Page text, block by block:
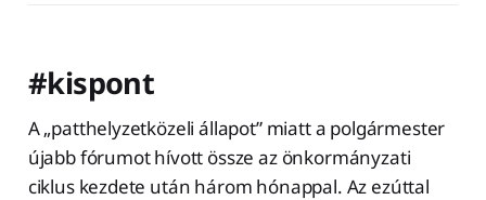
#kispont
A „patthelyzetközeli állapot” miatt a polgármester
újabb fórumot hívott össze az önkormányzati
ciklus kezdete után három hónappal. Az ezúttal